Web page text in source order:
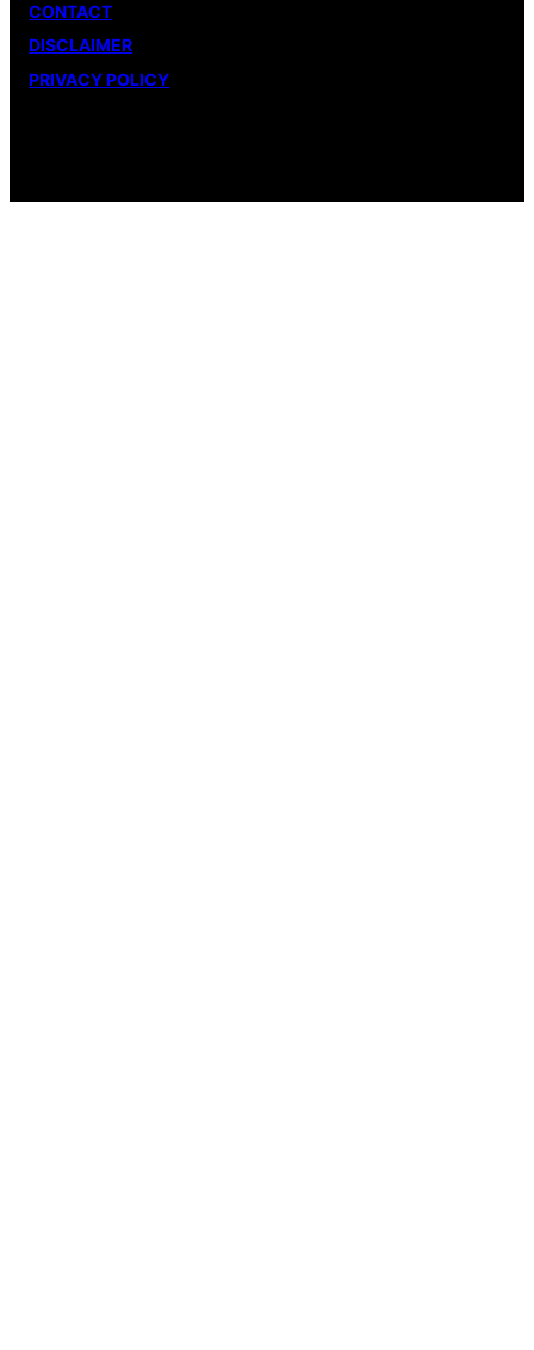
CONTACT
DISCLAIMER
PRIVACY POLICY